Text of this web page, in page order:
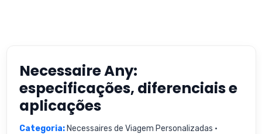
Necessaire Any:
especificações, diferenciais e
aplicações
Categoria:Necessaires de Viagem Personalizadas •